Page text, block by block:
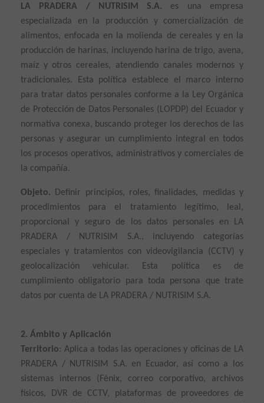
LA PRADERA / NUTRISIM S.A. es una empresa
especializada en la producción y comercialización de
alimentos, enfocada en la molienda de cereales y en la
producción de harinas, incluyendo harina de trigo, avena,
maíz y otros cereales, atendiendo canales modernos y
tradicionales. Esta política establece el marco interno
para tratar datos personales conforme a la Ley Orgánica
de Protección de Datos Personales (LOPDP) del Ecuador y
normativa conexa, buscando proteger los derechos de las
personas y asegurar un cumplimiento integral en todos
los procesos operativos, administrativos y comerciales de
la compañía.
Objeto.
Definir principios, roles, finalidades, medidas y
procedimientos para el tratamiento legítimo, leal,
proporcional y seguro de los datos personales en LA
PRADERA / NUTRISIM S.A., incluyendo categorías
especiales y tratamientos con videovigilancia (CCTV) y
geolocalización vehicular. Esta política es de
cumplimiento obligatorio para toda persona que trate
datos por cuenta de LA PRADERA / NUTRISIM S.A.
2. Ámbito y Aplicación
Territorio: Aplica a todas las operaciones y oficinas de LA
PRADERA / NUTRISIM S.A. en Ecuador, así como a los
sistemas internos (Fénix, correo corporativo, archivos
físicos, DVR de CCTV, plataformas de proveedores de